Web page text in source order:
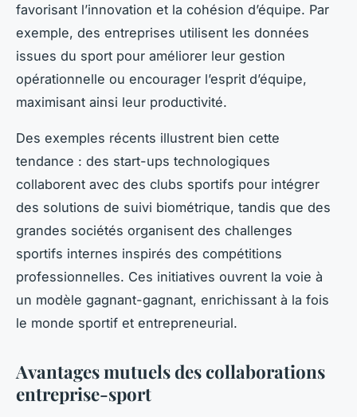
favorisant l’innovation et la cohésion d’équipe. Par
exemple, des entreprises utilisent les données
issues du sport pour améliorer leur gestion
opérationnelle ou encourager l’esprit d’équipe,
maximisant ainsi leur productivité.
Des exemples récents illustrent bien cette
tendance : des start-ups technologiques
collaborent avec des clubs sportifs pour intégrer
des solutions de suivi biométrique, tandis que des
grandes sociétés organisent des challenges
sportifs internes inspirés des compétitions
professionnelles. Ces initiatives ouvrent la voie à
un modèle gagnant-gagnant, enrichissant à la fois
le monde sportif et entrepreneurial.
Avantages mutuels des collaborations
entreprise-sport